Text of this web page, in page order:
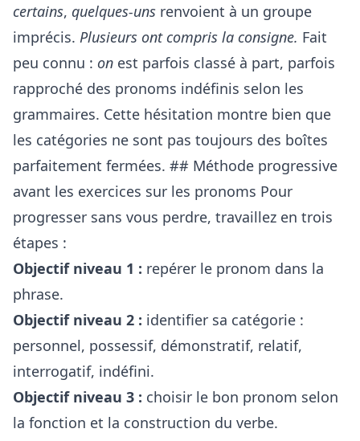
certains, quelques-uns renvoient à un groupe
imprécis. Plusieurs ont compris la consigne. Fait
peu connu : on est parfois classé à part, parfois
rapproché des pronoms indéfinis selon les
grammaires. Cette hésitation montre bien que
les catégories ne sont pas toujours des boîtes
parfaitement fermées. ## Méthode progressive
avant les exercices sur les pronoms Pour
progresser sans vous perdre, travaillez en trois
étapes :
Objectif niveau 1 : repérer le pronom dans la
phrase.
Objectif niveau 2 : identifier sa catégorie :
personnel, possessif, démonstratif, relatif,
interrogatif, indéfini.
Objectif niveau 3 : choisir le bon pronom selon
la fonction et la construction du verbe.